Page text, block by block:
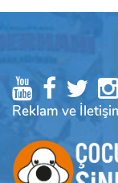
Reklam ve